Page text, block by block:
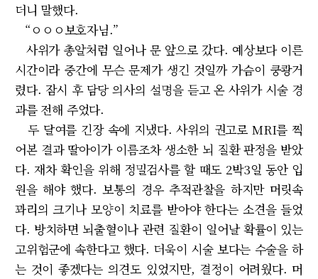
더니 말했다.
“ㅇㅇㅇ보호자님.”
사위가 총알처럼 일어나 문 앞으로 갔다. 예상보다 이른
시간이라 중간에 무슨 문제가 생긴 것일까 가슴이 쿵쾅거
렸다. 잠시 후 담당 의사의 설명을 듣고 온 사위가 시술 경
과를 전해 주었다.
두 달여를 긴장 속에 지냈다. 사위의 권고로 MRI를 찍
어본 결과 딸아이가 이름조차 생소한 뇌 질환 판정을 받았
다. 재차 확인을 위해 정밀검사를 할 때도 2박3일 동안 입
원을 해야 했다. 보통의 경우 추적관찰을 하지만 머릿속
꽈리의 크기나 모양이 치료를 받아야 한다는 소견을 들었
다. 방치하면 뇌출혈이나 관련 질환이 일어날 확률이 있는
고위험군에 속한다고 했다. 더욱이 시술 보다는 수술을 하
는 것이 좋겠다는 의견도 있었지만, 결정이 어려웠다. 머